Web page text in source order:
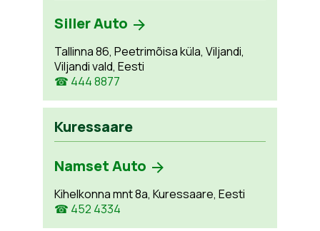
Siller Auto
Tallinna 86, Peetrimõisa küla, Viljandi,
Viljandi vald, Eesti
☎ 444 8877
Kuressaare
Namset Auto
Kihelkonna mnt 8a, Kuressaare, Eesti
☎ 452 4334